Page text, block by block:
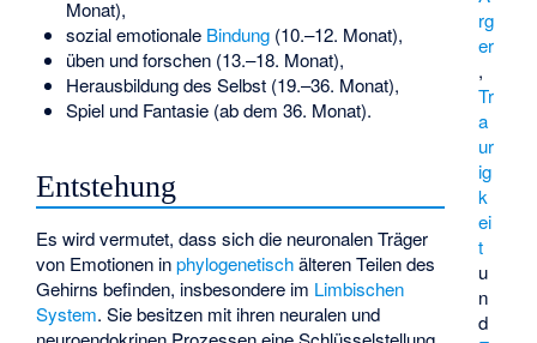
rg
er
,
Tr
a
ur
ig
k
ei
t
u
n
d
Monat),
sozial emotionale Bindung(10.–12. Monat),
üben und forschen (13.–18. Monat),
Herausbildung des Selbst (19.–36. Monat),
Spiel und Fantasie (ab dem 36. Monat).
Entstehung
Es wird vermutet, dass sich die neuronalen Träger
von Emotionen inphylogenetischälteren Teilen des
Gehirns befinden, insbesondere im Limbischen
System. Sie besitzen mit ihren neuralen und